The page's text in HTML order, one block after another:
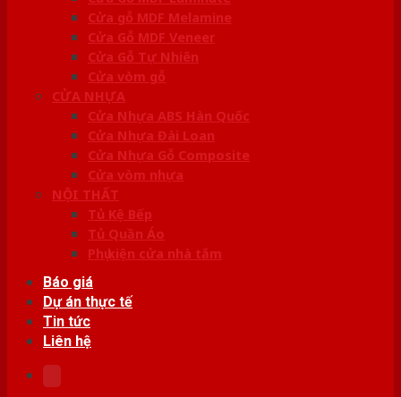
Cửa gỗ MDF Melamine
Cửa Gỗ MDF Veneer
Cửa Gỗ Tự Nhiên
Cửa vòm gỗ
CỬA NHỰA
Cửa Nhựa ABS Hàn Quốc
Cửa Nhựa Đài Loan
Cửa Nhựa Gỗ Composite
Cửa vòm nhựa
NỘI THẤT
Tủ Kệ Bếp
Tủ Quần Áo
Phụ kiện cửa nhà tắm
Báo giá
Dự án thực tế
Tin tức
Liên hệ